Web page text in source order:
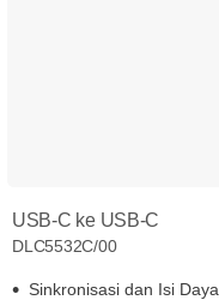
USB-C ke USB-C
DLC5532C/00
Sinkronisasi dan Isi Daya